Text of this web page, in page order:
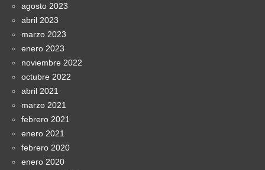
agosto 2023
abril 2023
marzo 2023
enero 2023
noviembre 2022
octubre 2022
abril 2021
marzo 2021
febrero 2021
enero 2021
febrero 2020
enero 2020